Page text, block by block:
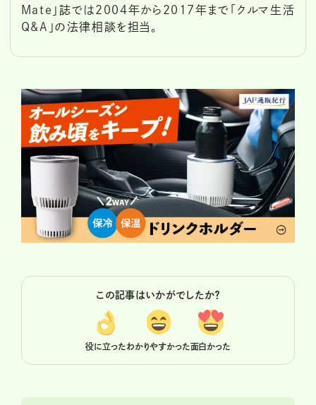
Mate」誌では2004年から2017年まで「クルマ生活
Q&A」の法律相談を担当。
この記事はいかがでしたか？
役に立ったわかりやすかった面白かった